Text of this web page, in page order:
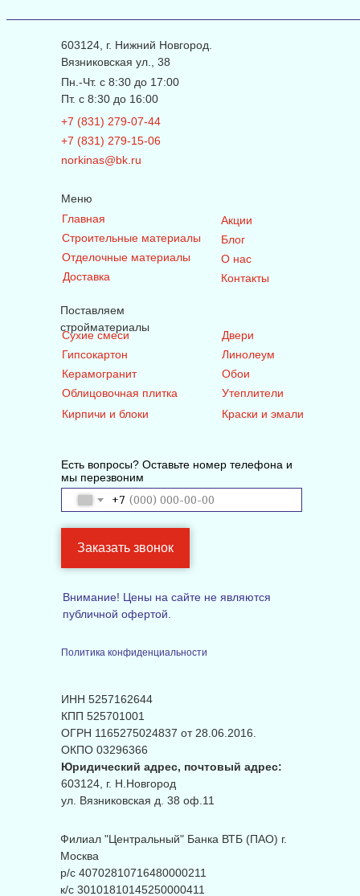
Поставляем
стройматериалы
Краски и эмали
Кирпичи и блоки
Утеплители
Обои
Линолеум
Двери
Облицовочная плитка
Керамогранит
Гипсокартон
Сухие смеси
Пн.-Чт. с 8:30 до 17:00
Пт. с 8:30 до 16:00
603124, г. Нижний Новгород.
Вязниковская ул., 38
Меню
ИНН 5257162644
КПП 525701001
ОГРН 1165275024837 от 28.06.2016.
ОКПО 03296366
Юридический адрес, почтовый адрес:
603124, г. Н.Новгород
ул. Вязниковская д. 38 оф.11
Внимание! Цены на сайте не являются
публичной офертой.
Филиал "Центральный" Банка ВТБ (ПАО) г.
Москва
р/с 40702810716480000211
к/с 30101810145250000411
Политика конфиденциальности
norkinas@bk.ru
+7 (831) 279-15-06
+7 (831) 279-07-44
Контакты
О нас
Блог
Акции
Доставка
Отделочные материалы
Строительные материалы
Главная
Есть вопросы? Оставьте номер телефона и
мы перезвоним
+7
Заказать звонок